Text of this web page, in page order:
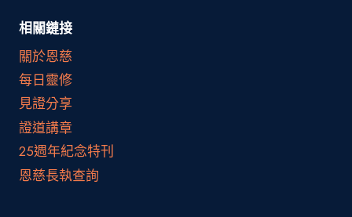
相關鏈接
關於恩慈
每日靈修
見證分享
證道講章
25週年紀念特刊
恩慈長執查詢